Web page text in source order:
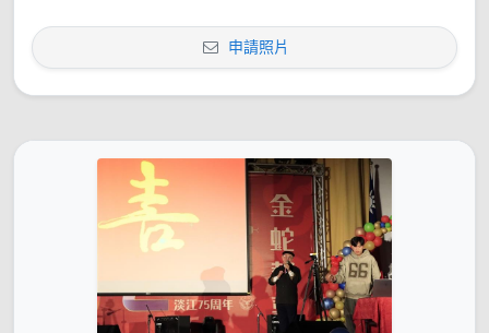
申請照片